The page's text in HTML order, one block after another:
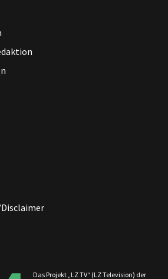
Das Projekt „LZ TV“ (LZ Television) der